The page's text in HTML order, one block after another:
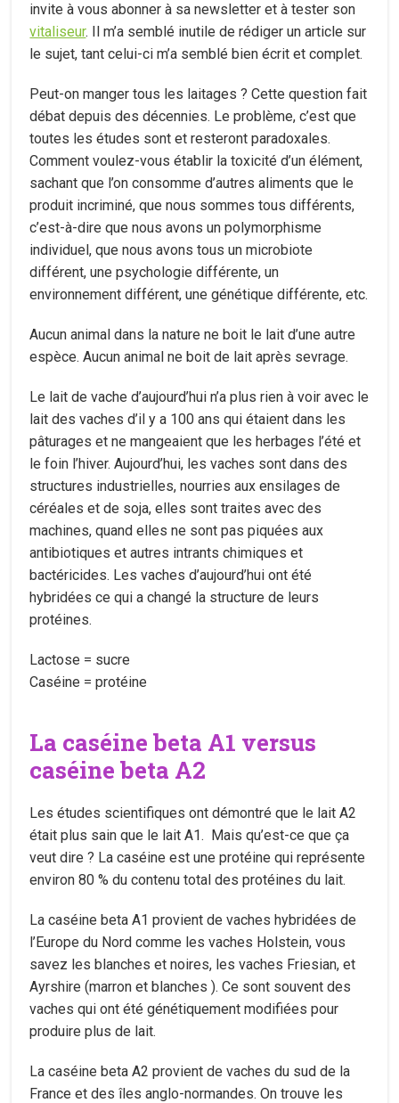
invite à vous abonner à sa newsletter et à tester son
vitaliseur. Il m’a semblé inutile de rédiger un article sur
le sujet, tant celui-ci m’a semblé bien écrit et complet.
Peut-on manger tous les laitages ? Cette question fait
débat depuis des décennies. Le problème, c’est que
toutes les études sont et resteront paradoxales.
Comment voulez-vous établir la toxicité d’un élément,
sachant que l’on consomme d’autres aliments que le
produit incriminé, que nous sommes tous différents,
c’est-à-dire que nous avons un polymorphisme
individuel, que nous avons tous un microbiote
différent, une psychologie différente, un
environnement différent, une génétique différente, etc.
Aucun animal dans la nature ne boit le lait d’une autre
espèce. Aucun animal ne boit de lait après sevrage.
Le lait de vache d’aujourd’hui n’a plus rien à voir avec le
lait des vaches d’il y a 100 ans qui étaient dans les
pâturages et ne mangeaient que les herbages l’été et
le foin l’hiver. Aujourd’hui, les vaches sont dans des
structures industrielles, nourries aux ensilages de
céréales et de soja, elles sont traites avec des
machines, quand elles ne sont pas piquées aux
antibiotiques et autres intrants chimiques et
bactéricides. Les vaches d’aujourd’hui ont été
hybridées ce qui a changé la structure de leurs
protéines.
Lactose = sucre
Caséine = protéine
La caséine beta A1 versus
caséine beta A2
Les études scientifiques ont démontré que le lait A2
était plus sain que le lait A1. Mais qu’est-ce que ça
veut dire ? La caséine est une protéine qui représente
environ 80 % du contenu total des protéines du lait.
La caséine beta A1 provient de vaches hybridées de
l’Europe du Nord comme les vaches Holstein, vous
savez les blanches et noires, les vaches Friesian, et
Ayrshire (marron et blanches ). Ce sont souvent des
vaches qui ont été génétiquement modifiées pour
produire plus de lait.
La caséine beta A2 provient de vaches du sud de la
France et des îles anglo-normandes. On trouve les